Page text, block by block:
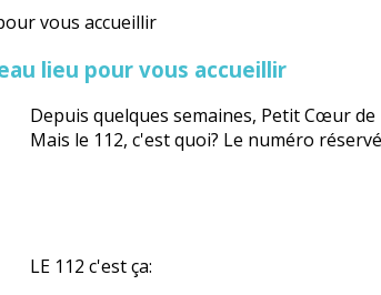
lieu pour vous accueillir
Depuis quelques semaines, Petit Cœur
Mais le 112, c'est quoi? Le numéro
LE 112 c'est ça: